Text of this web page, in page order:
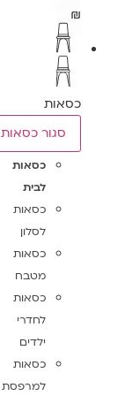
₪
כסאות
סגור כסאות
כסאות
לבית
כסאות
לסלון
כסאות
מטבח
כסאות
לחדרי
ילדים
כסאות
למרפסת